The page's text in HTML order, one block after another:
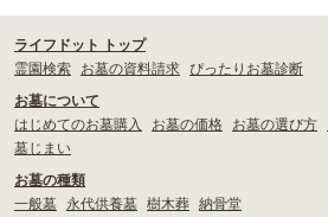
ライフドット トップ
霊園検索
お墓の資料請求 ぴったりお墓診断
お墓について
はじめてのお墓購入
お墓の価格 お墓の選び方
墓じまい
お墓の種類
一般墓
永代供養墓 樹木葬 納骨堂